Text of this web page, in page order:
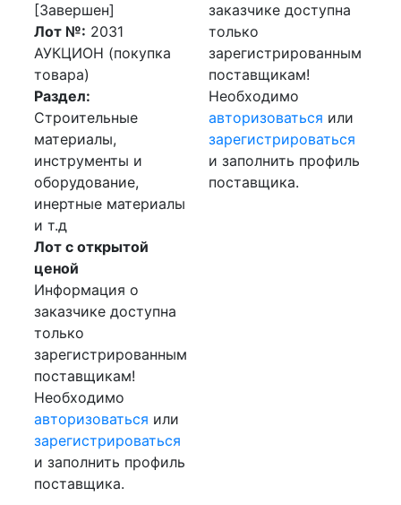
[Завершен]
Лот №: 2031
АУКЦИОН (покупка
товара)
Раздел:
Строительные
материалы,
инструменты и
оборудование,
инертные материалы
и т.д
Лот с открытой
ценой
Информация о
заказчике доступна
только
зарегистрированным
поставщикам!
Необходимо
авторизоваться или
зарегистрироваться
и заполнить профиль
поставщика.
заказчике доступна
только
зарегистрированным
поставщикам!
Необходимо
авторизоваться или
зарегистрироваться
и заполнить профиль
поставщика.